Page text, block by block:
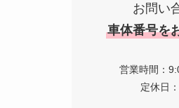
お問い
車体番号を
営業時間：
定休日